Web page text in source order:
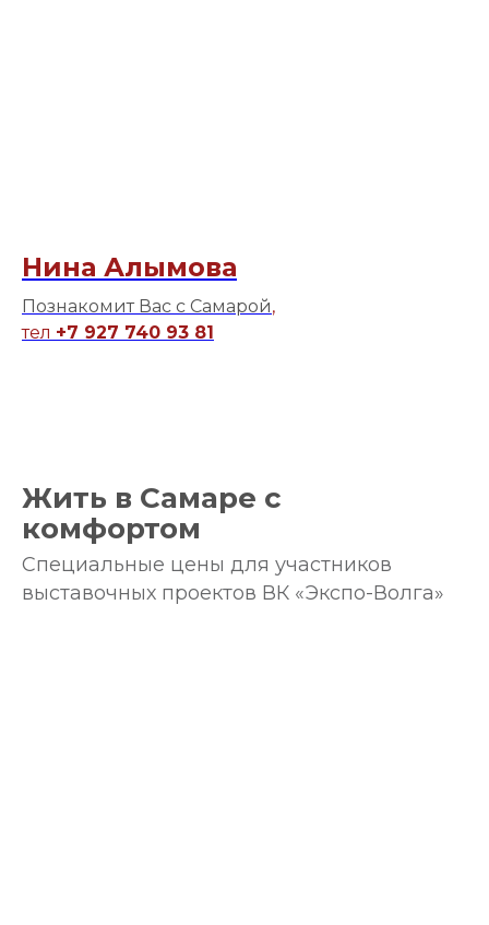
Нина Алымова
Познакомит Вас с Самарой,
тел +7 927 740 93 81
Жить в Самаре с
комфортом
Специальные цены для участников
выставочных проектов ВК «Экспо-Волга»